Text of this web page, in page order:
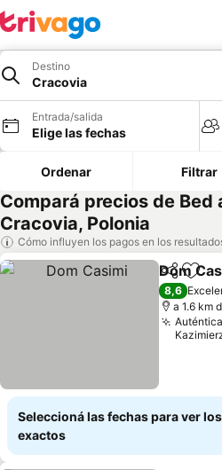
Destino
Cracovia
Entrada/salida
Elige las fechas
Ordenar Filtrar
Compará precios de
Cracovia, Polonia
Cómo influyen los pagos en los
Compartir
Dom
8,6
a 1.6 km
Seleccioná las fechas para ver
exactos